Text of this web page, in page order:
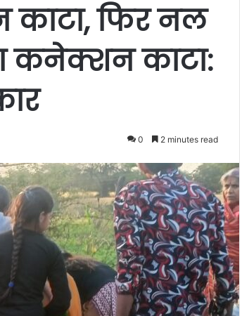
काटा, फिर नल
कनेक्शन काटा:
0 2 minutes read